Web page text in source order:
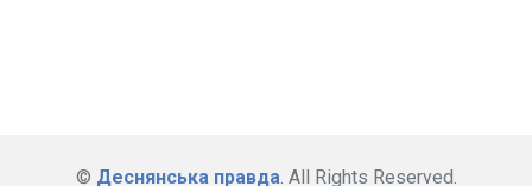
© Деснянська правда. All Rights Reserved.